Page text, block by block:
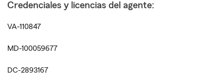
Credenciales y licencias del agente:
VA-110847
MD-100059677
DC-2893167